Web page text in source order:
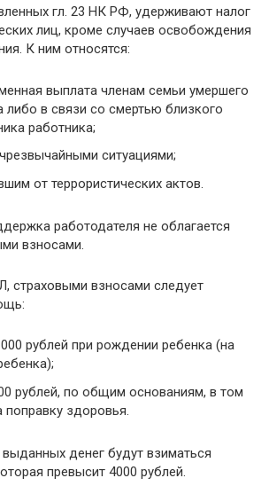
гл. 23 НК РФ, удерживают налог
лиц, кроме случаев освобождения
К ним относятся:
выплата членам семьи умершего
либо в связи со смертью близкого
работника;
ситуациями;
от террористических актов.
работодателя не облагается
взносами.
страховыми взносами следует
рублей при рождении ребенка (на
рублей, по общим основаниям, в том
поправку здоровья.
денег будут взиматься
превысит 4000 рублей.